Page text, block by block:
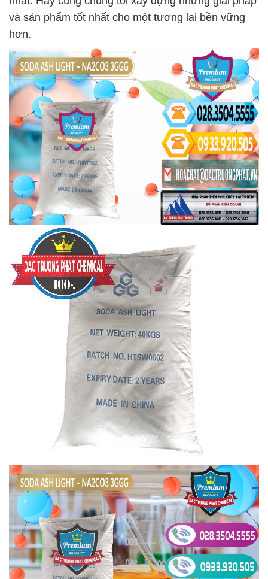
và sản phẩm tốt nhất cho một tương lai bền vững
hơn.